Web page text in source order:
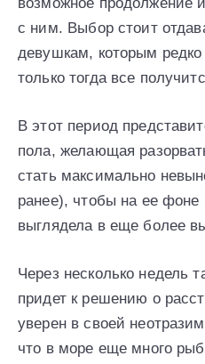
с ним. Выбор стоит
девушкам, которым
только тогда все
В этот период
пола, желающая
стать максимально
ранее), чтобы на ее фоне
выглядела в еще более
Через несколько недель
придет к решению о
уверен в своей
что в море еще много